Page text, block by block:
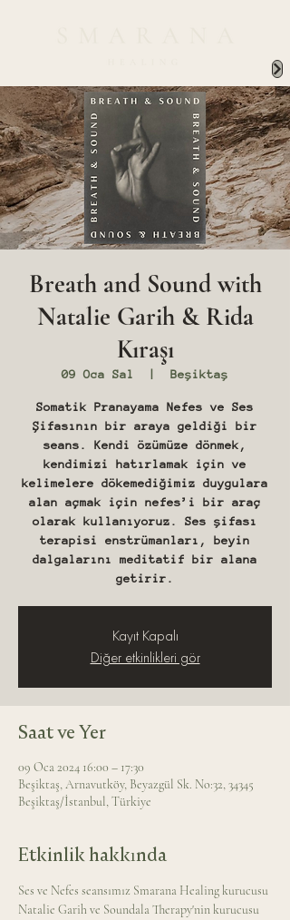
Breath and Sound with
Natalie Garih & Rida
Kıraşı
09 Oca Sal Beşiktaş
Somatik Pranayama Nefes ve Ses
Şifasının bir araya geldiği bir
seans. Kendi özümüze dönmek,
kendimizi hatırlamak için ve
kelimelere dökemediğimiz duygulara
alan açmak için nefes’i bir araç
olarak kullanıyoruz. Ses şifası
terapisi enstrümanları, beyin
dalgalarını meditatif bir alana
getirir.
Kayıt Kapalı
Diğer etkinlikleri gör
Saat ve Yer
09 Oca 2024 16:00 – 17:30
Beşiktaş, Arnavutköy, Beyazgül Sk. No:32, 34345
Beşiktaş/İstanbul, Türkiye
Etkinlik hakkında
Ses ve Nefes seansımız Smarana Healing kurucusu
Natalie Garih ve Soundala Therapy'nin kurucusu